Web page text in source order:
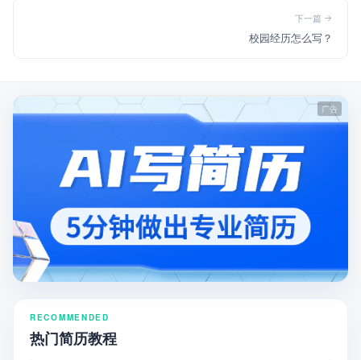
下一篇
校园经历怎么写？
RECOMMENDED
热门简历教程